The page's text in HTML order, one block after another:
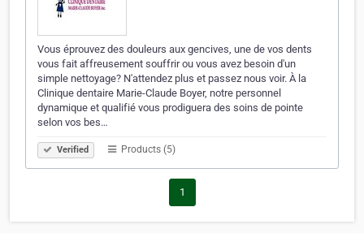
Vous éprouvez des douleurs aux gencives, une de vos dents
vous fait affreusement souffrir ou vous avez besoin d'un
simple nettoyage? N'attendez plus et passez nous voir. À la
Clinique dentaire Marie-Claude Boyer, notre personnel
dynamique et qualifié vous prodiguera des soins de pointe
selon vos bes…
Verified Products (5)
1